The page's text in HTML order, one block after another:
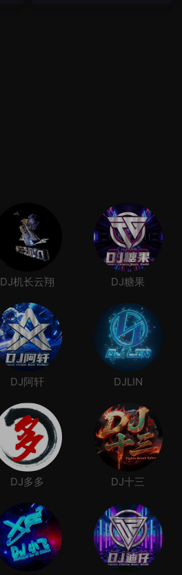
DJ机长云翔 DJ糖果
DJ阿轩 DJLIN
DJ多多 DJ十三